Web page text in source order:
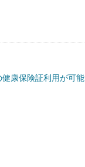
康保険証利用が可能